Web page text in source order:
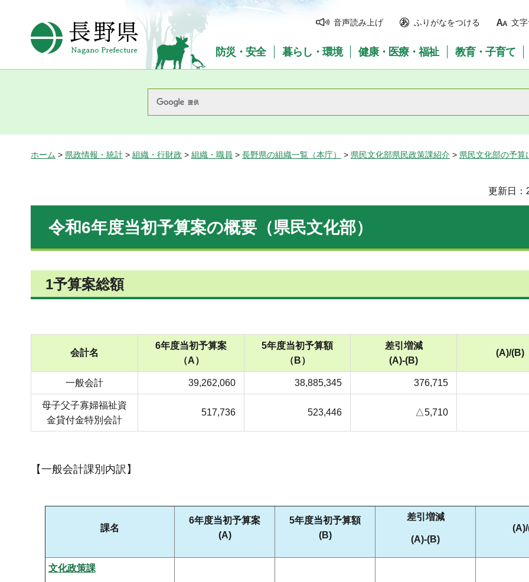
長野県Nagano Prefecture
音声読み上げ ふりがなをつける 文
防災・安全 暮らし・環境 健康・医療・福祉 教育・子育て
ホーム > 県政情報・統計 > 組織・行財政 > 組織・職員 > 長野県の組織一覧（本庁） > 県民文化部県民政策課紹介 > 県民文化部の予算
更新日：
令和6年度当初予算案の概要（県民文化部）
1予算案総額
会計名
6年度当初予算案
（A）
5年度当初予算額
（B）
差引増減
(A)-(B)
(A)/(B)
一般会計 39,262,060 38,885,345 376,715
母子父子寡婦福祉資
金貸付金特別会計
517,736 523,446 △5,710
【一般会計課別内訳】
課名
6年度当初予算案
(A)
5年度当初予算額
(B)
差引増減
(A)-(B)
文化政策課